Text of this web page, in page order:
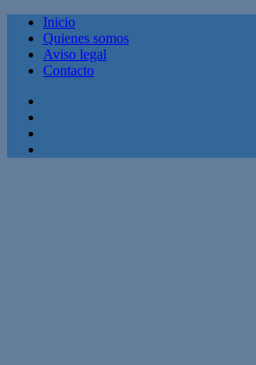
Inicio
Quienes somos
Aviso legal
Contacto